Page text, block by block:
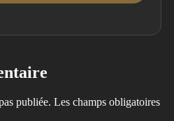
publiée. Les champs obligatoires